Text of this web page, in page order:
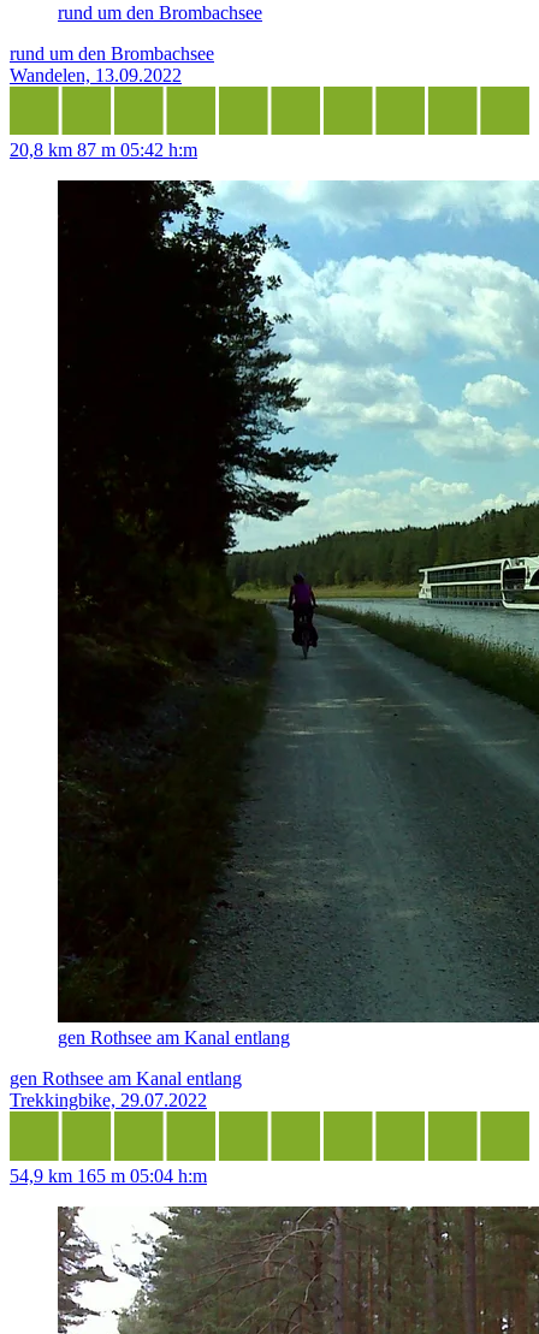
rund um den Brombachsee
rund um den Brombachsee
Wandelen, 13.09.2022
20,8 km 87 m 05:42 h:m
gen Rothsee am Kanal entlang
gen Rothsee am Kanal entlang
Trekkingbike, 29.07.2022
54,9 km 165 m 05:04 h:m